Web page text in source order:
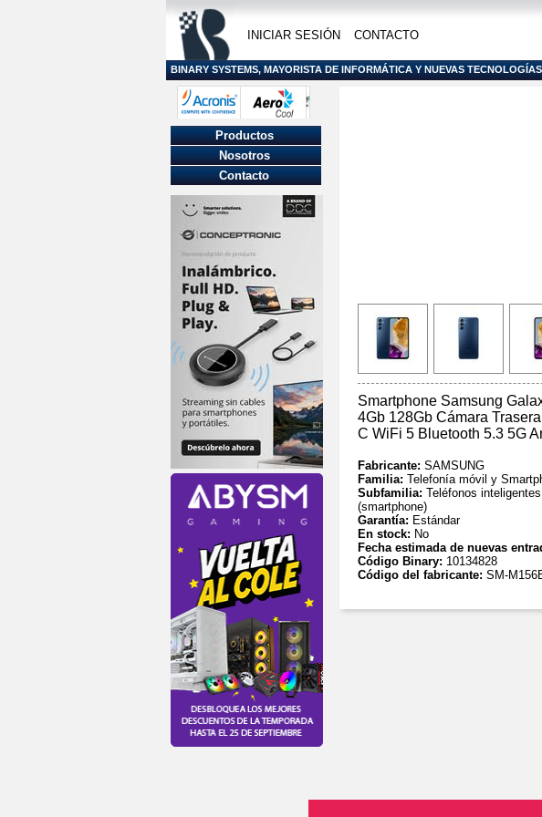
INICIAR SESIÓN CONTACTO
BINARY SYSTEMS, MAYORISTA DE INFORMÁTICA Y NUEVAS TECNOLOGÍAS
Smartphone Samsung
4Gb 128Gb Cámara
C WiFi 5 Bluetooth 5.3 5G
Fabricante: SAMSUNG
Familia: Telefonía móvil y
Subfamilia: Teléfonos inteligentes
(smartphone)
Garantía: Estándar
En stock: No
Fecha estimada de nuevas
Código Binary: 10134828
Código del fabricante: SM-
Productos
Nosotros
Contacto